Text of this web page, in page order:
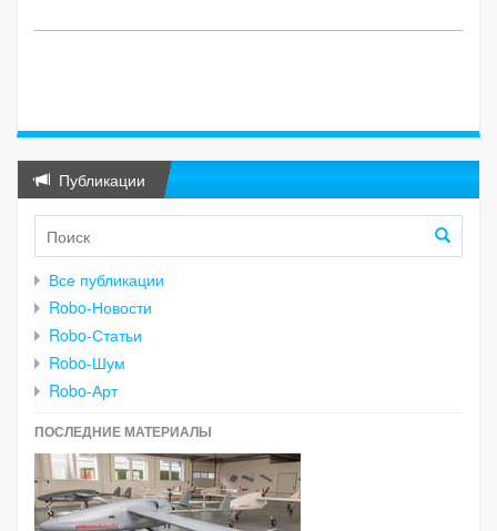
Публикации
Все публикации
Robo-Новости
Robo-Статьи
Robo-Шум
Robo-Арт
ПОСЛЕДНИЕ МАТЕРИАЛЫ